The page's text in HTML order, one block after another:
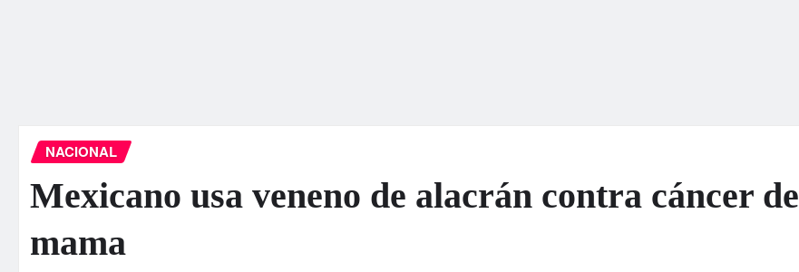
NACIONAL
Mexicano usa veneno de alacrán contra cáncer de
mama